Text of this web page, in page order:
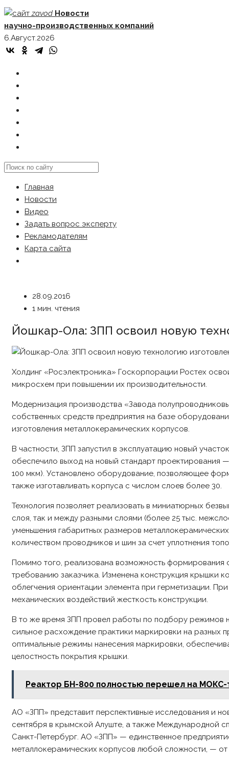
Skip
to
content
zavod Новости
научно-производственных компаний
6.Август.2026
Search
websiteГлавная
Новости
Видео
Задать вопрос эксперту
Рекламодателям
Карта сайта
28.09.2016
1 мин. чтения
Йошкар-Ола: ЗПП освоил новую
Холдинг «Росэлектроника» Госкорпорации Ростех
микросхем при повышении их производительности.
Модернизация производства «Завода
собственных средств предприятия на базе
изготовления металлокерамических корпусов.
В частности, ЗПП запустил в эксплуатацию новый
обеспечило выход на новый стандарт проектирования
100 мкм). Установлено оборудование, позволяющее
также изготавливать корпуса с числом слоев более 30.
Технология позволяет реализовать в миниатюрных
слоя, так и между разными слоями (более 25 тыс.
уменьшения габаритных размеров
количеством проводников и шин за счет уплотнения
Помимо того, реализована возможность
требованию заказчика. Изменена конструкция крышки
облегчения ориентации элемента при герметизации.
механических воздействий жесткость конструкции.
В то же время ЗПП провел работы по подбору режимов
сильное расхождение практики маркировки на разных
оптимальные режимы нанесения маркировки,
целостность покрытия крышки.
Реактор БН-800 полностью перешел на МОКС-
АО «ЗПП» представит перспективные исследования и
сентября в крымской Алуште, а также Международной
Санкт-Петербург. АО «ЗПП» — единственное
металлокерамических корпусов любой сложности, — от